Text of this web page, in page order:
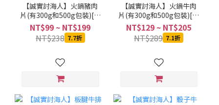
【誠實討海人】火鍋豬肉
片(有300g和500g包裝)[低
溫配送]
NT$99 ~ NT$199
NT$238 7.7折
【誠實討海人】火鍋牛肉
片(有300g和500g包裝)[低
溫配送]
NT$129 ~ NT$205
NT$289 7.1折